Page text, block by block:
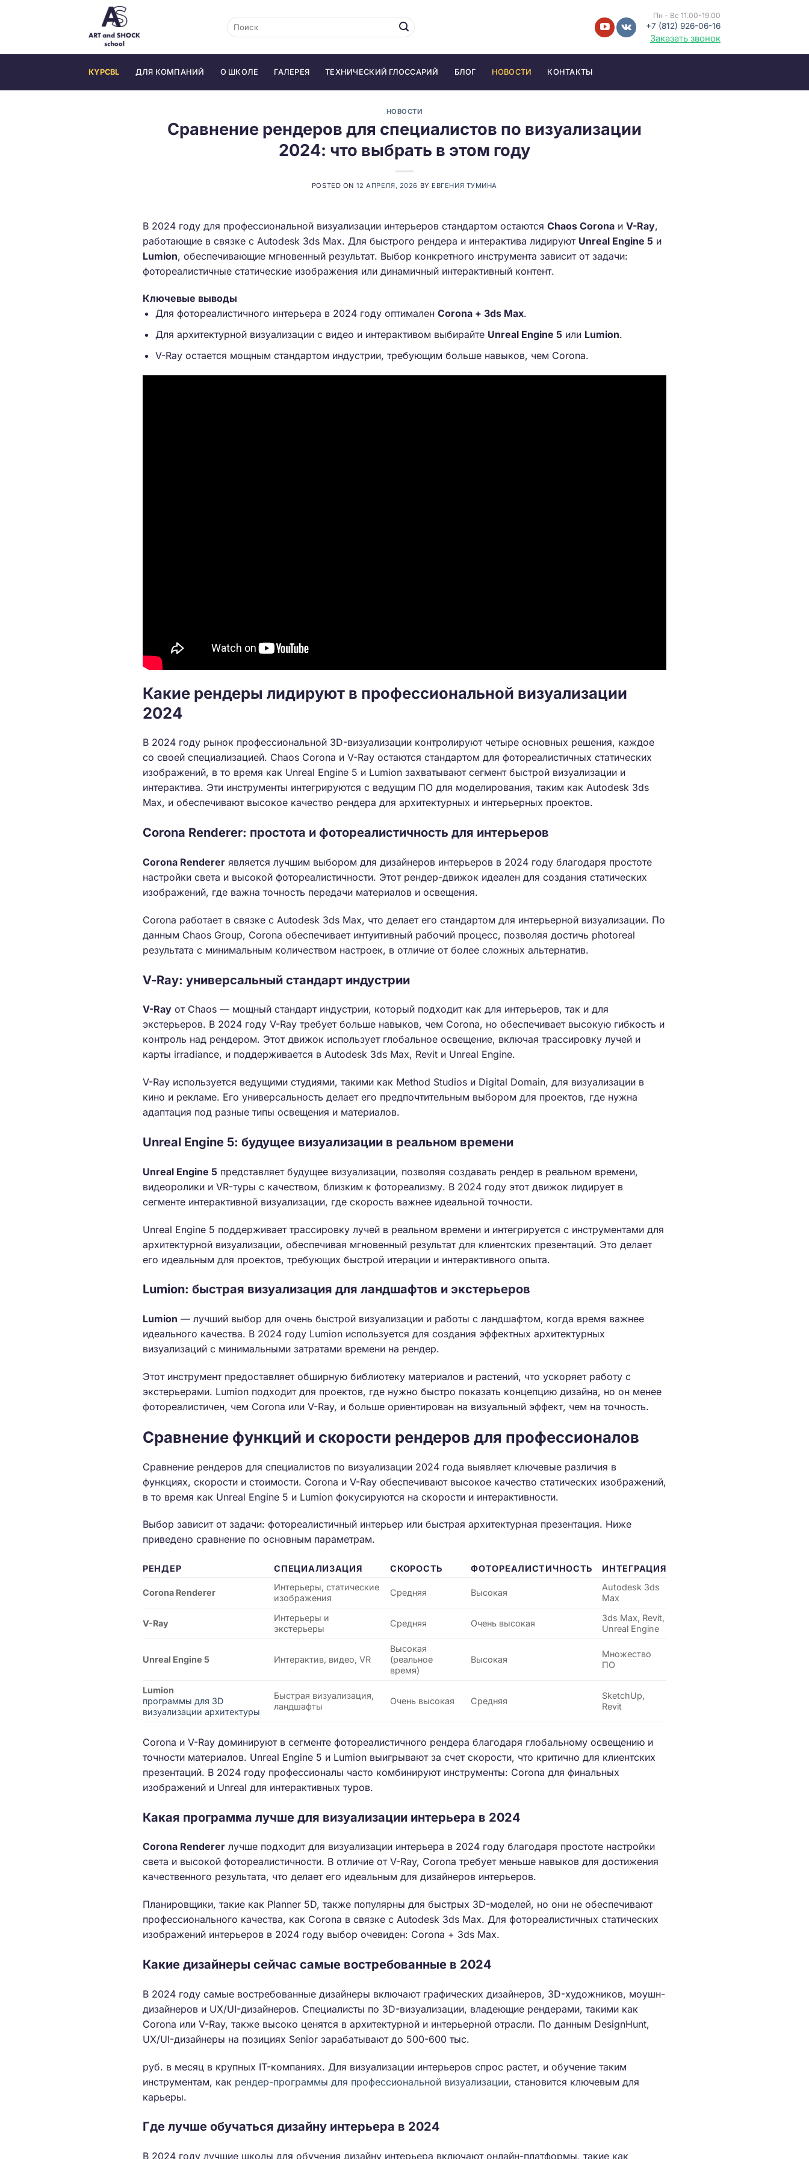
Пн - Вс 11.00-19.00
+7 (812) 926-06-16
Заказать звонок
КYPCBL ДЛЯ КОМПАНИЙ О ШКОЛЕ ГАЛЕРЕЯ ТЕХНИЧЕСКИЙ ГЛОССАРИЙ БЛОГ НОВОСТИ КОНТАКТЫ
НОВОСТИ
Сравнение рендеров для специалистов по визуализации
2024: что выбрать в этом году
POSTED ON 12 АПРЕЛЯ, 2026 BY ЕВГЕНИЯ ТУМИНА
В 2024 году для профессиональной визуализации интерьеров стандартом остаются Chaos Corona и V-Ray,
работающие в связке с Autodesk 3ds Max. Для быстрого рендера и интерактива лидируют Unreal Engine 5 и
Lumion, обеспечивающие мгновенный результат. Выбор конкретного инструмента зависит от задачи:
фотореалистичные статические изображения или динамичный интерактивный контент.
Ключевые выводы
Для фотореалистичного интерьера в 2024 году оптимален Corona + 3ds Max.
Для архитектурной визуализации с видео и интерактивом выбирайте Unreal Engine 5или Lumion.
V-Ray остается мощным стандартом индустрии, требующим больше навыков, чем Corona.
Какие рендеры лидируют в профессиональной визуализации
2024
В 2024 году рынок профессиональной 3D-визуализации контролируют четыре основных решения, каждое
со своей специализацией. Chaos Corona и V-Ray остаются стандартом для фотореалистичных статических
изображений, в то время как Unreal Engine 5 и Lumion захватывают сегмент быстрой визуализации и
интерактива. Эти инструменты интегрируются с ведущим ПО для моделирования, таким как Autodesk 3ds
Max, и обеспечивают высокое качество рендера для архитектурных и интерьерных проектов.
Corona Renderer: простота и фотореалистичность для интерьеров
Corona Renderer является лучшим выбором для дизайнеров интерьеров в 2024 году благодаря простоте
настройки света и высокой фотореалистичности. Этот рендер-движок идеален для создания статических
изображений, где важна точность передачи материалов и освещения.
Corona работает в связке с Autodesk 3ds Max, что делает его стандартом для интерьерной визуализации. По
данным Chaos Group, Corona обеспечивает интуитивный рабочий процесс, позволяя достичь photoreal
результата с минимальным количеством настроек, в отличие от более сложных альтернатив.
V-Ray: универсальный стандарт индустрии
V-Ray от Chaos — мощный стандарт индустрии, который подходит как для интерьеров, так и для
экстерьеров. В 2024 году V-Ray требует больше навыков, чем Corona, но обеспечивает высокую гибкость и
контроль над рендером. Этот движок использует глобальное освещение, включая трассировку лучей и
карты irradiance, и поддерживается в Autodesk 3ds Max, Revit и Unreal Engine.
V-Ray используется ведущими студиями, такими как Method Studios и Digital Domain, для визуализации в
кино и рекламе. Его универсальность делает его предпочтительным выбором для проектов, где нужна
адаптация под разные типы освещения и материалов.
Unreal Engine 5: будущее визуализации в реальном времени
Unreal Engine 5 представляет будущее визуализации, позволяя создавать рендер в реальном времени,
видеоролики и VR-туры с качеством, близким к фотореализму. В 2024 году этот движок лидирует в
сегменте интерактивной визуализации, где скорость важнее идеальной точности.
Unreal Engine 5 поддерживает трассировку лучей в реальном времени и интегрируется с инструментами для
архитектурной визуализации, обеспечивая мгновенный результат для клиентских презентаций. Это делает
его идеальным для проектов, требующих быстрой итерации и интерактивного опыта.
Lumion: быстрая визуализация для ландшафтов и экстерьеров
Lumion — лучший выбор для очень быстрой визуализации и работы с ландшафтом, когда время важнее
идеального качества. В 2024 году Lumion используется для создания эффектных архитектурных
визуализаций с минимальными затратами времени на рендер.
Этот инструмент предоставляет обширную библиотеку материалов и растений, что ускоряет работу с
экстерьерами. Lumion подходит для проектов, где нужно быстро показать концепцию дизайна, но он менее
фотореалистичен, чем Corona или V-Ray, и больше ориентирован на визуальный эффект, чем на точность.
Сравнение функций и скорости рендеров для профессионалов
Сравнение рендеров для специалистов по визуализации 2024 года выявляет ключевые различия в
функциях, скорости и стоимости. Corona и V-Ray обеспечивают высокое качество статических изображений,
в то время как Unreal Engine 5 и Lumion фокусируются на скорости и интерактивности.
Выбор зависит от задачи: фотореалистичный интерьер или быстрая архитектурная презентация. Ниже
приведено сравнение по основным параметрам.
РЕНДЕР СПЕЦИАЛИЗАЦИЯ СКОРОСТЬ ФОТОРЕАЛИСТИЧНОСТЬ ИНТЕГРАЦИЯ
Corona Renderer
Интерьеры, статические
изображения
Средняя Высокая
Autodesk 3ds
Max
V-Ray
Интерьеры и
экстерьеры
Средняя Очень высокая
3ds Max, Revit,
Unreal Engine
Unreal Engine 5 Интерактив, видео, VR
Высокая
(реальное
время)
Высокая
Множество
ПО
Lumion
программы для 3D
визуализации архитектуры
Быстрая визуализация,
ландшафты
Очень высокая Средняя
SketchUp,
Revit
Corona и V-Ray доминируют в сегменте фотореалистичного рендера благодаря глобальному освещению и
точности материалов. Unreal Engine 5 и Lumion выигрывают за счет скорости, что критично для клиентских
презентаций. В 2024 году профессионалы часто комбинируют инструменты: Corona для финальных
изображений и Unreal для интерактивных туров.
Какая программа лучше для визуализации интерьера в 2024
Corona Renderer лучше подходит для визуализации интерьера в 2024 году благодаря простоте настройки
света и высокой фотореалистичности. В отличие от V-Ray, Corona требует меньше навыков для достижения
качественного результата, что делает его идеальным для дизайнеров интерьеров.
Планировщики, такие как Planner 5D, также популярны для быстрых 3D-моделей, но они не обеспечивают
профессионального качества, как Corona в связке с Autodesk 3ds Max. Для фотореалистичных статических
изображений интерьеров в 2024 году выбор очевиден: Corona + 3ds Max.
Какие дизайнеры сейчас самые востребованные в 2024
В 2024 году самые востребованные дизайнеры включают графических дизайнеров, 3D-художников, моушн-
дизайнеров и UX/UI-дизайнеров. Специалисты по 3D-визуализации, владеющие рендерами, такими как
Corona или V-Ray, также высоко ценятся в архитектурной и интерьерной отрасли. По данным DesignHunt,
UX/UI-дизайнеры на позициях Senior зарабатывают до 500-600 тыс.
руб. в месяц в крупных IT-компаниях. Для визуализации интерьеров спрос растет, и обучение таким
инструментам, как рендер-программы для профессиональной визуализации, становится ключевым для
карьеры.
Где лучше обучаться дизайну интерьера в 2024
В 2024 году лучшие школы для обучения дизайну интерьера включают онлайн-платформы, такие как